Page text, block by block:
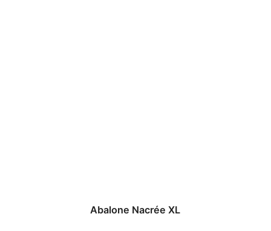
Abalone Nacrée XL